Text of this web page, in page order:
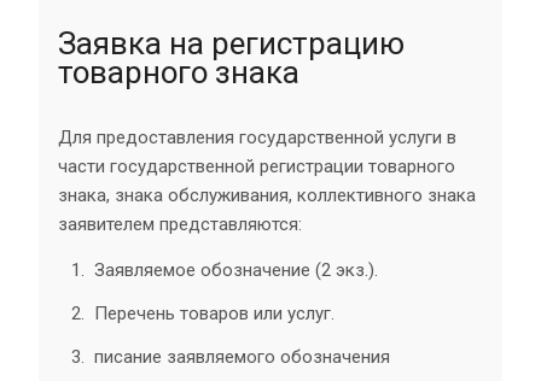
Заявка на регистрацию
товарного знака
Для предоставления государственной услуги в
части государственной регистрации товарного
знака, знака обслуживания, коллективного знака
заявителем представляются:
Заявляемое обозначение (2 экз.).
Перечень товаров или услуг.
писание заявляемого обозначения